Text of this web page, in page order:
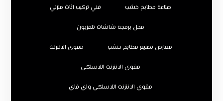
صناعة مطابخ خشب فني تركيب اثاث منزلي
محل برمجة شاشات تلفزيون
معارض تصنيع مطابخ خشب مقوي الانترنت
مقوي الانترنت اللاسلكي
مقوي الانترنت اللاسلكي واي فاي